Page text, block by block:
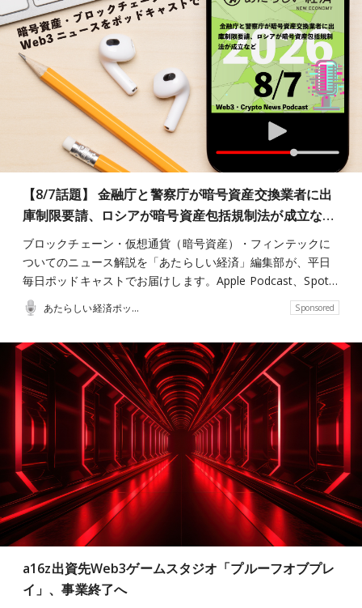
【8/7話題】 金融庁と警察庁が暗号資産交換業者に出
庫制限要請、ロシアが暗号資産包括規制法が成立な…
ブロックチェーン・仮想通貨（暗号資産）・フィンテックに
ついてのニュース解説を「あたらしい経済」編集部が、平日
毎日ポッドキャストでお届けします。Apple Podcast、Spot…
あたらしい経済ポッドキャスト Sponsored
a16z出資先Web3ゲームスタジオ「プルーフオブプレ
イ」、事業終了へ